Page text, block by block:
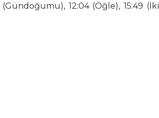
12:04 (Öğle), 15:49